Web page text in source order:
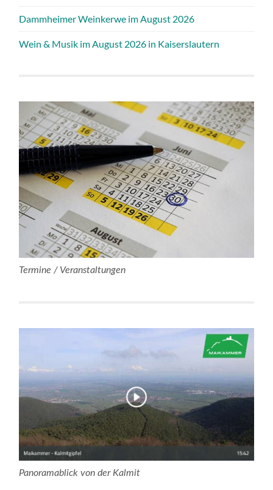
Dammheimer Weinkerwe im August 2026
Wein & Musik im August 2026 in Kaiserslautern
Termine / Veranstaltungen
Panoramablick von der Kalmit